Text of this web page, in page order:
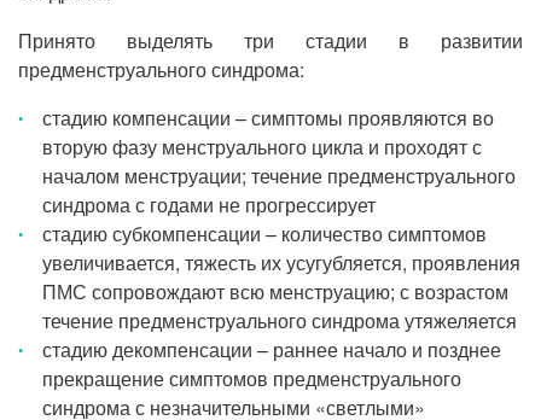
Принято выделять три стадии в развитии
предменструального синдрома:
стадию компенсации – симптомы проявляются во
вторую фазу менструального цикла и проходят с
началом менструации; течение предменструального
синдрома с годами не прогрессирует
стадию субкомпенсации – количество симптомов
увеличивается, тяжесть их усугубляется, проявления
ПМС сопровождают всю менструацию; с возрастом
течение предменструального синдрома утяжеляется
стадию декомпенсации – раннее начало и позднее
прекращение симптомов предменструального
синдрома с незначительными «светлыми»